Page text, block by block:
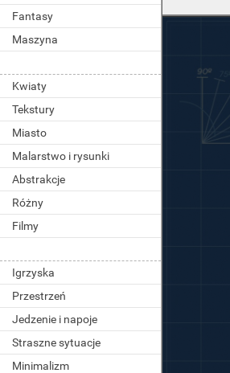
Fantasy
Maszyna
Kwiaty
Tekstury
Miasto
Malarstwo i rysunki
Abstrakcje
Różny
Filmy
Igrzyska
Przestrzeń
Jedzenie i napoje
Straszne sytuacje
Minimalizm